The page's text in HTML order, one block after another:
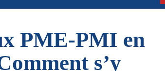
PME-PMI en
s’y